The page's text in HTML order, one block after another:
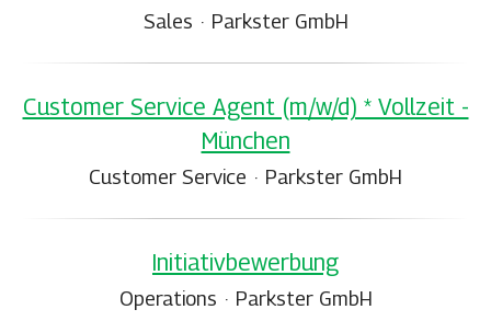
Sales · Parkster GmbH
Customer Service Agent (m/w/d) * Vollzeit -
München
Customer Service · Parkster GmbH
Initiativbewerbung
Operations · Parkster GmbH